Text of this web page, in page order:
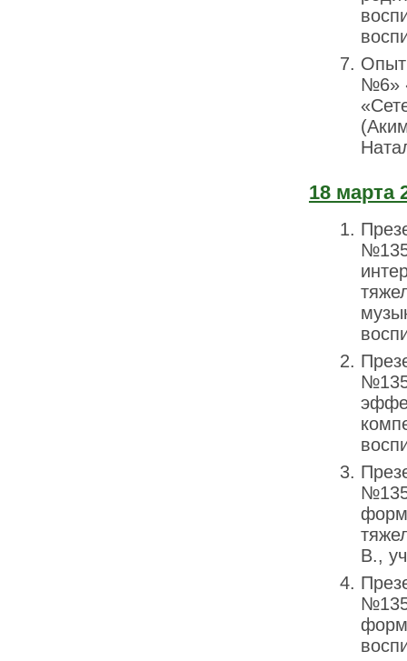
Опыт
№6»
18 марта
В.,